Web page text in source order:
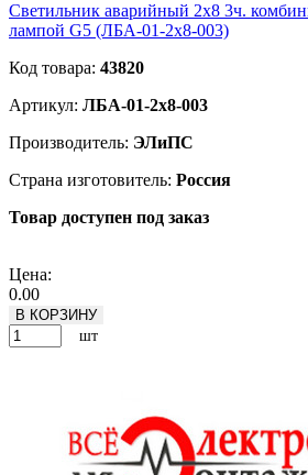
Светильник аварийный 2х8 3ч.
лампой G5 (ЛБА-01-2х8-003)
Код товара: 43820
Артикул: ЛБА-01-2х8-003
Производитель: ЭЛиПС
Страна изготовитель: Россия
Товар доступен под заказ
Цена:
0.00
В КОРЗИНУ
шт